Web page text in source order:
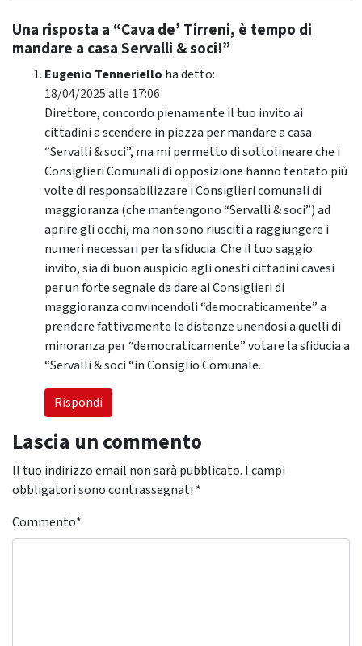
Una risposta a “Cava de’ Tirreni, è tempo di
mandare a casa Servalli & soci!”
Eugenio Tenneriello ha detto:
18/04/2025 alle 17:06
Direttore, concordo pienamente il tuo invito ai
cittadini a scendere in piazza per mandare a casa
“Servalli & soci”, ma mi permetto di sottolineare che i
Consiglieri Comunali di opposizione hanno tentato più
volte di responsabilizzare i Consiglieri comunali di
maggioranza (che mantengono “Servalli & soci”) ad
aprire gli occhi, ma non sono riusciti a raggiungere i
numeri necessari per la sfiducia. Che il tuo saggio
invito, sia di buon auspicio agli onesti cittadini cavesi
per un forte segnale da dare ai Consiglieri di
maggioranza convincendoli “democraticamente” a
prendere fattivamente le distanze unendosi a quelli di
minoranza per “democraticamente” votare la sfiducia a
“Servalli & soci “in Consiglio Comunale.
Rispondi
Lascia un commento
Il tuo indirizzo email non sarà pubblicato. I campi
obbligatori sono contrassegnati *
Commento*